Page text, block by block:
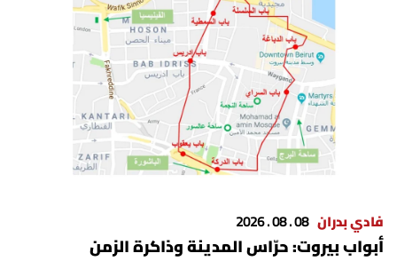
فادي بدران 08 . 08 . 2026
أبواب بيروت: حرّاس المدينة وذاكرة الزمن